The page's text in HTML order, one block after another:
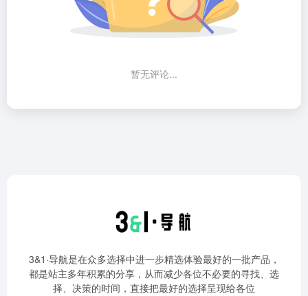
暂无评论...
3&1·导航是在众多选择中进一步精选体验最好的一批产品，
都是站主多年积累的分享，从而减少各位不必要的寻找、选
择、决策的时间，直接把最好的选择呈现给各位